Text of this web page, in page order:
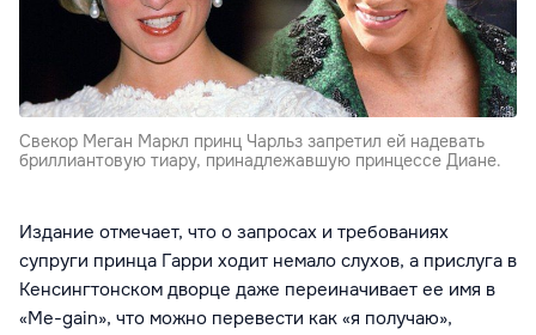
Свекор Меган Маркл принц Чарльз запретил ей надевать
бриллиантовую тиару, принадлежавшую принцессе Диане.
Издание отмечает, что о запросах и требованиях
супруги принца Гарри ходит немало слухов, а прислуга в
Кенсингтонском дворце даже переиначивает ее имя в
«Me-gain», что можно перевести как «я получаю»,